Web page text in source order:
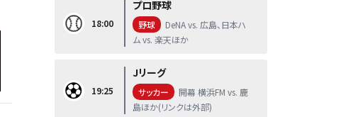
18:00
プロ野球
野球
DeNA vs. 広島、日本ハ
ム vs. 楽天ほか
19:25
Jリーグ
サッカー
開幕 横浜FM vs. 鹿
島ほか(リンクは外部)